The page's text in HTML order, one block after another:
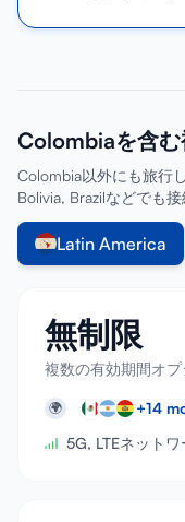
Colombiaを含む
Colombia以外にも旅行
Bolivia, Brazilなどでも接
Latin America
無制限
複数の有効期間オプ
🌍 +14
5G, LTEネットワ